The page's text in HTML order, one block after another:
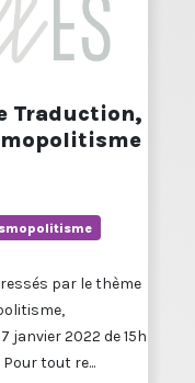
Traduction,
par le thème
janvier 2022 de 15h
Pour tout re...